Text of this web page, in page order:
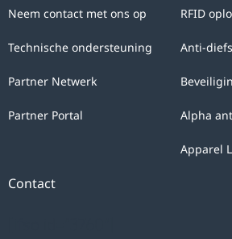
answering
your
You
can
rights
RFID
Anti-
Alpha
Apparel
Neem contact met ons op
Technische ondersteuning
Partner Netwerk
Partner Portal
Contact